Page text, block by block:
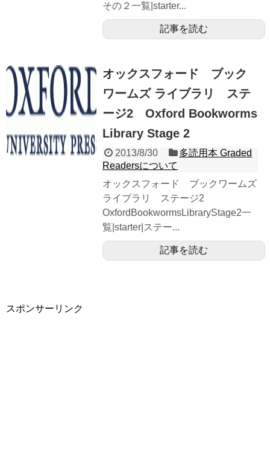
その２一覧|starter...
記事を読む
オックスフォード ブック
ワームズ ライブラリ ステ
ージ2 Oxford Bookworms
Library Stage 2
2013/8/30
多読用本 Graded
Readersについて
オックスフォード ブックワームズ
ライブラリ ステージ2
OxfordBookwormsLibraryStage2一
覧|starter|ステー...
記事を読む
スポンサーリンク